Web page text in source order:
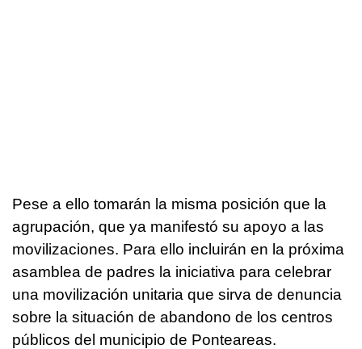
Pese a ello tomarán la misma posición que la
agrupación, que ya manifestó su apoyo a las
movilizaciones. Para ello incluirán en la próxima
asamblea de padres la iniciativa para celebrar
una movilización unitaria que sirva de denuncia
sobre la situación de abandono de los centros
públicos del municipio de Ponteareas.